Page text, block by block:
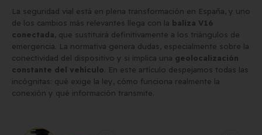
La seguridad vial está en plena transformación en España, y uno
de los cambios más relevantes llega con la baliza V16
conectada , que sustituirá definitivamente a los triángulos de
emergencia. La normativa genera dudas, especialmente sobre la
conectividad del dispositivo y si implica una geolocalización
constante del vehículo . En este artículo despejamos todas las
incógnitas: qué exige la ley, cómo funciona realmente la
conexión y qué información transmite.
Comprar matrículas a
proveedores vs. Instalar tu
propio equipo de fabricación
junio de 2026
Los 7 requisitos de
Matrícula Acrílica para
Ciclomotor y Patinete:
Normativa DGT 2026
27 de mayo de 2026